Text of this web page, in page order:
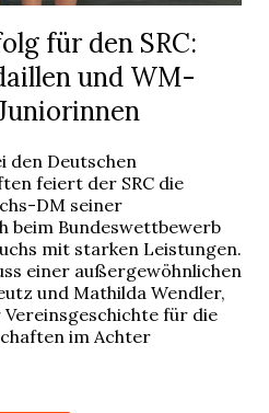
für den SRC:
und WM-
den Deutschen
feiert der SRC die
DM seiner
beim Bundeswettbewerb
mit starken Leistungen.
einer außergewöhnlichen
und Mathilda Wendler,
für die
im Achter